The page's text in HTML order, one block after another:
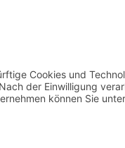
– Dein zuverlässiger
Die durchgestrichenen